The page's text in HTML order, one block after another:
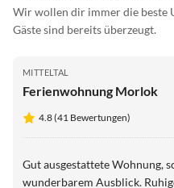
Wir wollen dir immer die beste
Gäste sind bereits überzeugt.
MITTELTAL
Ferienwohnung Morlok
4.8 (41 Bewertungen)
Gut ausgestattete Wohnung,
wunderbarem Ausblick.